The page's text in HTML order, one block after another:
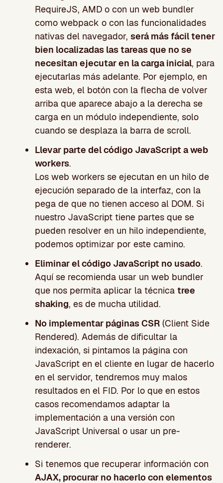
RequireJS, AMD o con un web bundler
como webpack o con las funcionalidades
nativas del navegador, será más fácil tener
bien localizadas las tareas que no se
necesitan ejecutar en la carga inicial, para
ejecutarlas más adelante. Por ejemplo, en
esta web, el botón con la flecha de volver
arriba que aparece abajo a la derecha se
carga en un módulo independiente, solo
cuando se desplaza la barra de scroll.
Llevar parte del código JavaScript a web
workers.
Los web workers se ejecutan en un hilo de
ejecución separado de la interfaz, con la
pega de que no tienen acceso al DOM. Si
nuestro JavaScript tiene partes que se
pueden resolver en un hilo independiente,
podemos optimizar por este camino.
Eliminar el código JavaScript no usado.
Aquí se recomienda usar un web bundler
que nos permita aplicar la técnica tree
shaking, es de mucha utilidad.
No implementar páginas CSR (Client Side
Rendered). Además de dificultar la
indexación, si pintamos la página con
JavaScript en el cliente en lugar de hacerlo
en el servidor, tendremos muy malos
resultados en el FID. Por lo que en estos
casos recomendamos adaptar la
implementación a una versión con
JavaScript Universal o usar un pre-
renderer.
Si tenemos que recuperar información con
AJAX, procurar no hacerlo con elementos